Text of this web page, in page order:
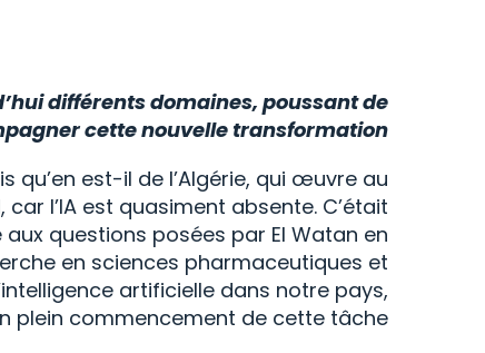
différents domaines, poussant de
cette nouvelle transformation.
qu’en est-il de l’Algérie, qui œuvre au
l’IA est quasiment absente. C’était
questions posées par El Watan en
en sciences pharmaceutiques et
artificielle dans notre pays,
plein commencement de cette tâche.